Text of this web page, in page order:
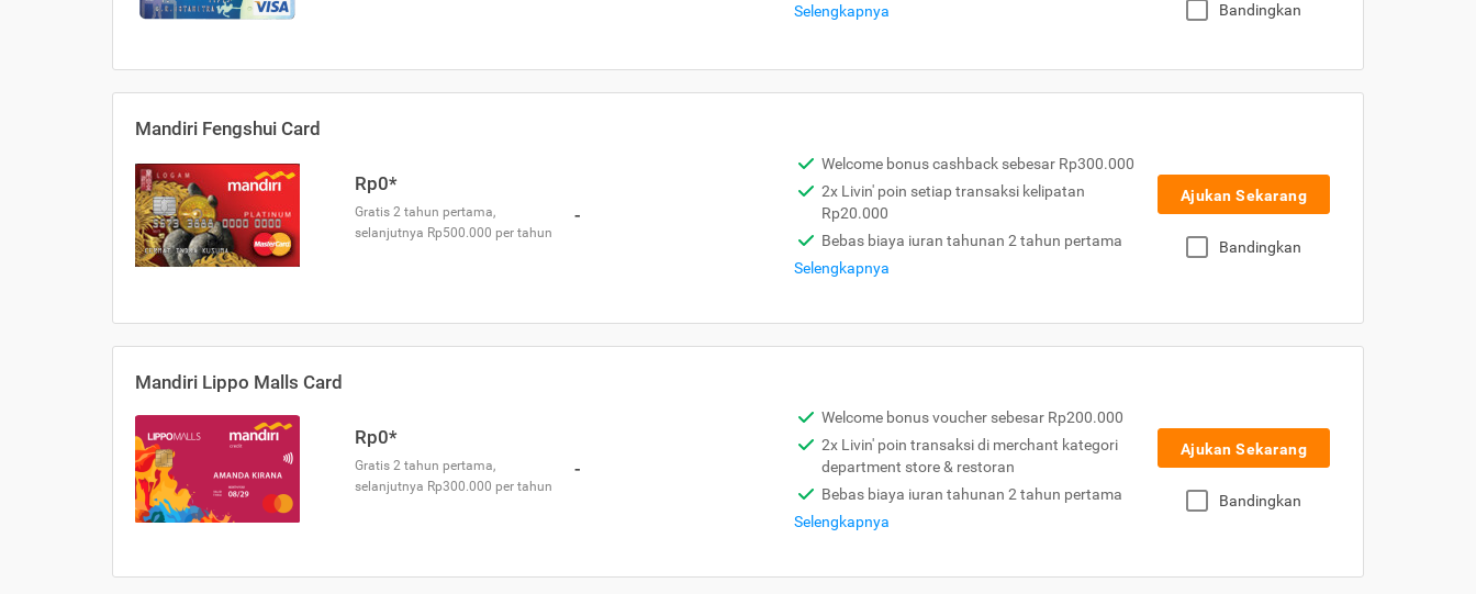
Selengkapnya
Bandingkan
Mandiri Fengshui Card
Rp0*
Gratis 2 tahun pertama,
selanjutnya Rp500.000 per tahun
-
Welcome bonus cashback sebesar Rp300.000
2x Livin' poin setiap transaksi kelipatan
Rp20.000
Bebas biaya iuran tahunan 2 tahun pertama
Selengkapnya
Ajukan Sekarang
Bandingkan
Mandiri Lippo Malls Card
Rp0*
Gratis 2 tahun pertama,
selanjutnya Rp300.000 per tahun
-
Welcome bonus voucher sebesar Rp200.000
2x Livin' poin transaksi di merchant kategori
department store & restoran
Bebas biaya iuran tahunan 2 tahun pertama
Selengkapnya
Ajukan Sekarang
Bandingkan